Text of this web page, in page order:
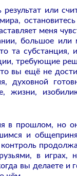
или
меня
большое или
та субстанция,
требующие
вы ещё не
духовной
жизни,
в прошлом, но
и
в играх,
вы делаете и